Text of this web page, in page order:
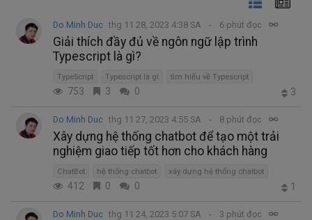
Do Minh Duc thg 11 28, 2023 4:38 SA 6 phút đọc
Giải thích đầy đủ về ngôn ngữ lập trình
Typescript là gì?
TypeScript Typescript là gì tìm hiểu về Typescript
753 3 0 3
Do Minh Duc thg 11 27, 2023 4:55 SA 8 phút đọc
Xây dựng hệ thống chatbot để tạo một trải
nghiệm giao tiếp tốt hơn cho khách hàng
ChatBot hệ thống chatbot xây dựng hệ thống chatbot
412 0 0 1
Do Minh Duc thg 11 24, 2023 5:07 SA 3 phút đọc